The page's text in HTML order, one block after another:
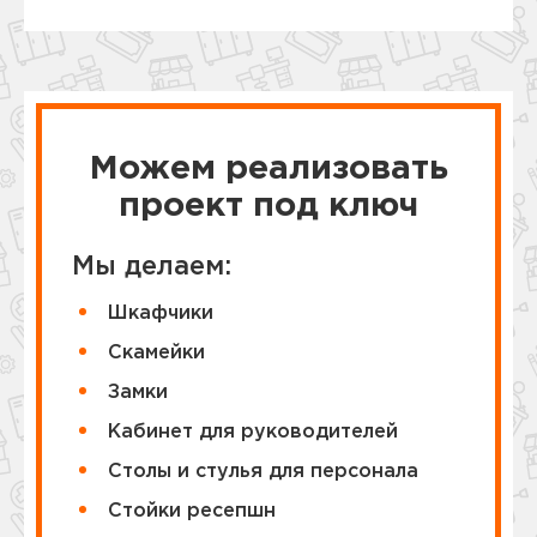
Можем реализовать
проект под ключ
Мы делаем:
Шкафчики
Cкамейки
Замки
Кабинет для руководителей
Столы и стулья для персонала
Стойки ресепшн